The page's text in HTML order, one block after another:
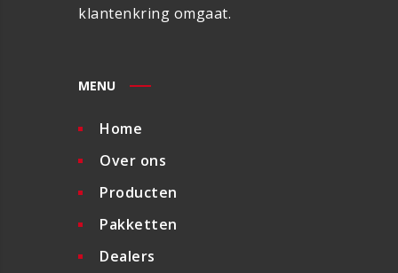
klantenkring omgaat.
MENU
Home
Over ons
Producten
Pakketten
Dealers